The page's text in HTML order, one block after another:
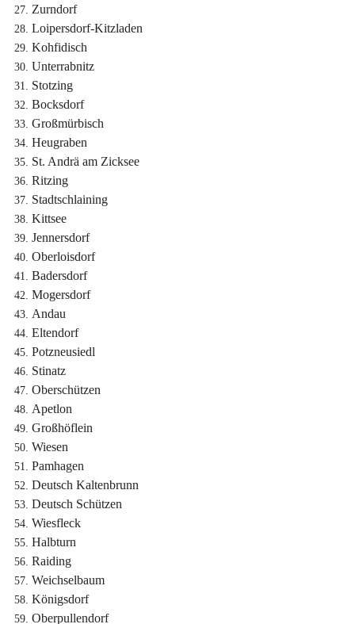
Zurndorf
Loipersdorf-Kitzladen
Kohfidisch
Unterrabnitz
Stotzing
Bocksdorf
Großmürbisch
Heugraben
St. Andrä am Zicksee
Ritzing
Stadtschlaining
Kittsee
Jennersdorf
Oberloisdorf
Badersdorf
Mogersdorf
Andau
Eltendorf
Potzneusiedl
Stinatz
Oberschützen
Apetlon
Großhöflein
Wiesen
Pamhagen
Deutsch Kaltenbrunn
Deutsch Schützen
Wiesfleck
Halbturn
Raiding
Weichselbaum
Königsdorf
Oberpullendorf